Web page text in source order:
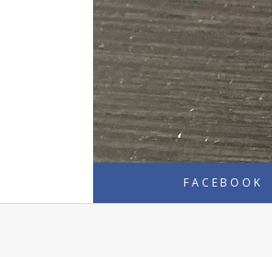
FACEBOOK